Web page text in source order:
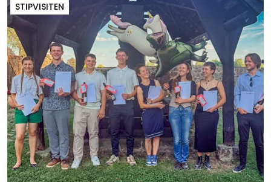
STIPVISITEN